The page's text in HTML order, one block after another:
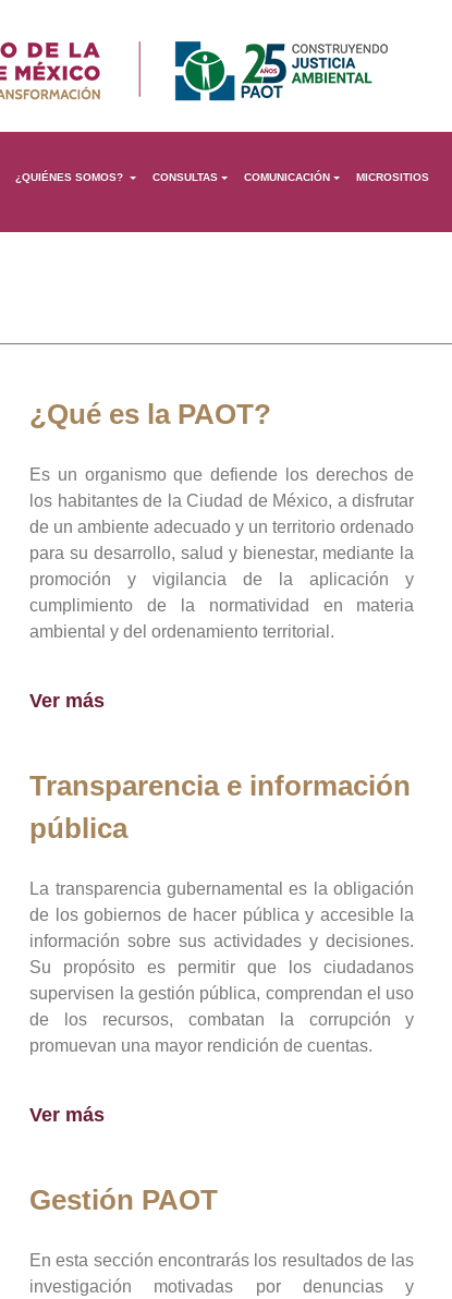
¿QUIÉNES SOMOS? CONSULTAS COMUNICACIÓN MICROSITIOS
¿Qué es la PAOT?
Es un organismo que defiende los derechos de
los habitantes de la Ciudad de México, a disfrutar
de un ambiente adecuado y un territorio ordenado
para su desarrollo, salud y bienestar, mediante la
promoción y vigilancia de la aplicación y
cumplimiento de la normatividad en materia
ambiental y del ordenamiento territorial.
Ver más
Transparencia e información
pública
La transparencia gubernamental es la obligación
de los gobiernos de hacer pública y accesible la
información sobre sus actividades y decisiones.
Su propósito es permitir que los ciudadanos
supervisen la gestión pública, comprendan el uso
de los recursos, combatan la corrupción y
promuevan una mayor rendición de cuentas.
Ver más
Gestión PAOT
En esta sección encontrarás los resultados de las
investigación motivadas por denuncias y